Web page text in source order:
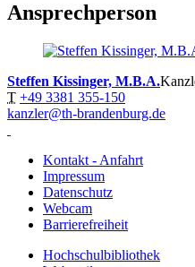
Ansprechperson
Steffen Kissinger, M.B.A.
T +49 3381 355-150
kanzler@th-brandenburg.de
Kontakt - Anfahrt
Impressum
Datenschutz
Webcam
Barrierefreiheit
Hochschulbibliothek